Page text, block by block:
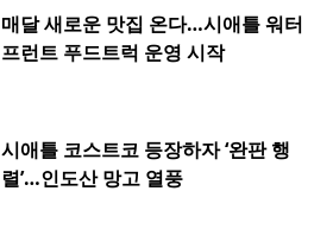
매달 새로운 맛집 온다…시애틀 워터
프런트 푸드트럭 운영 시작
시애틀 코스트코 등장하자 ‘완판 행
렬’…인도산 망고 열풍